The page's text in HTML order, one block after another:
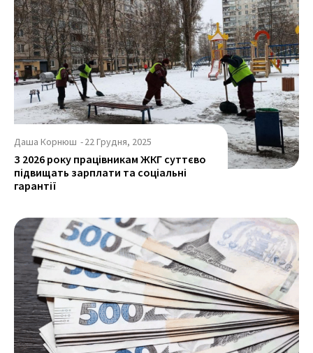
Даша Корнюш -22 Грудня, 2025
З 2026 року працівникам ЖКГ суттєво
підвищать зарплати та соціальні
гарантії